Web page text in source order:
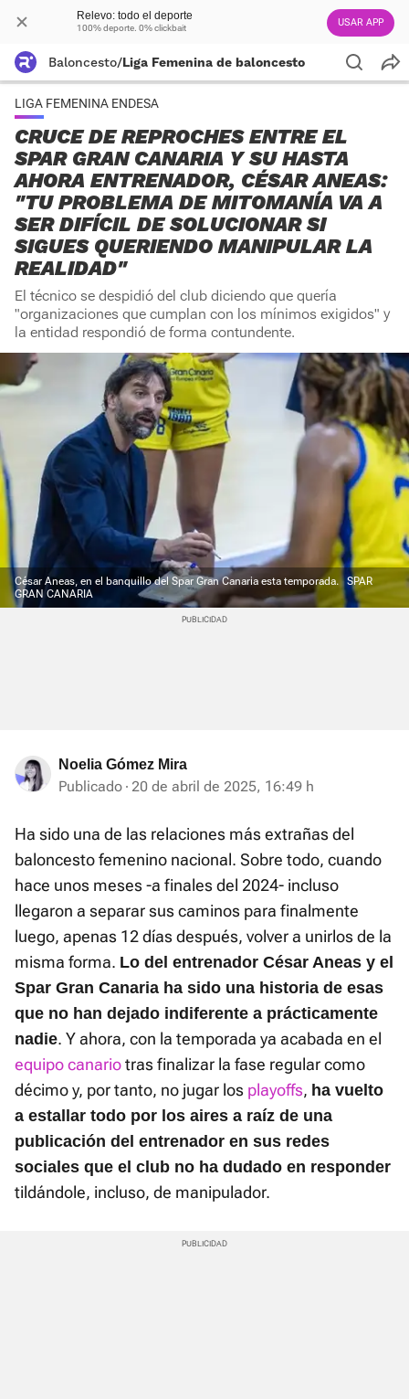
Relevo: todo el deporte
100% deporte. 0% clickbait USAR APP
Baloncesto/Liga Femenina de baloncesto
LIGA FEMENINA ENDESA
CRUCE DE REPROCHES ENTRE EL
SPAR GRAN CANARIA Y SU HASTA
AHORA ENTRENADOR, CÉSAR ANEAS:
"TU PROBLEMA DE MITOMANÍA VA A
SER DIFÍCIL DE SOLUCIONAR SI
SIGUES QUERIENDO MANIPULAR LA
REALIDAD"
El técnico se despidió del club diciendo que quería
"organizaciones que cumplan con los mínimos exigidos" y
la entidad respondió de forma contundente.
César Aneas, en el banquillo del Spar Gran Canaria esta temporada.
SPAR
GRAN CANARIA
Noelia Gómez Mira
Publicado 20 de abril de 2025, 16:49 h
Ha sido una de las relaciones más extrañas del
baloncesto femenino nacional. Sobre todo, cuando
hace unos meses -a finales del 2024- incluso
llegaron a separar sus caminos para finalmente
luego, apenas 12 días después, volver a unirlos de la
misma forma. Lo del entrenador César Aneas y el
Spar Gran Canaria ha sido una historia de esas
que no han dejado indiferente a prácticamente
nadie. Y ahora, con la temporada ya acabada en el
equipo canariotras finalizar la fase regular como
décimo y, por tanto, no jugar los playoffs, ha vuelto
a estallar todo por los aires a raíz de una
publicación del entrenador en sus redes
sociales que el club no ha dudado en responder
tildándole, incluso, de manipulador.